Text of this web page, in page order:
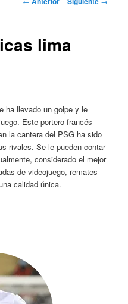
lima
ha llevado un golpe y le
Este portero francés
la cantera del PSG ha sido
rivales. Se le pueden contar
considerado el mejor
de videojuego, remates
calidad única.